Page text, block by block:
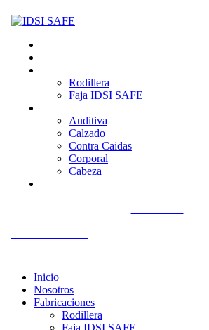
Rodillera
Faja IDSI SAFE
Auditiva
Calzado
Contra Caidas
Corporal
Cabeza
Inicio
Nosotros
Fabricaciones
Rodillera
Faja IDSI SAFE